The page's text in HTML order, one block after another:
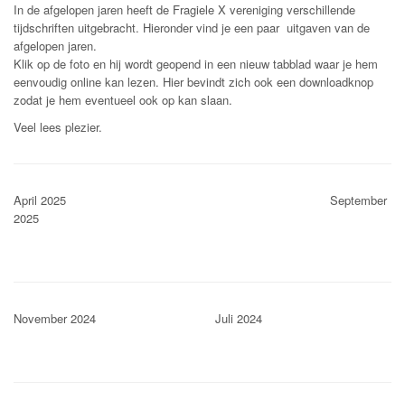
In de afgelopen jaren heeft de Fragiele X vereniging verschillende
tijdschriften uitgebracht. Hieronder vind je een paar uitgaven van de
afgelopen jaren.
Klik op de foto en hij wordt geopend in een nieuw tabblad waar je hem
eenvoudig online kan lezen. Hier bevindt zich ook een downloadknop
zodat je hem eventueel ook op kan slaan.
Veel lees plezier.
April 2025 September
2025
November 2024 Juli 2024